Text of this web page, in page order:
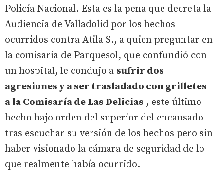
Policía Nacional. Esta es la pena que decreta la
Audiencia de Valladolid por los hechos
ocurridos contra Atila S., a quien preguntar en
la comisaría de Parquesol, que confundió con
un hospital, le condujo a sufrir dos
agresiones y a ser trasladado con grilletes
a la Comisaría de Las Delicias , este último
hecho bajo orden del superior del encausado
tras escuchar su versión de los hechos pero sin
haber visionado la cámara de seguridad de lo
que realmente había ocurrido.